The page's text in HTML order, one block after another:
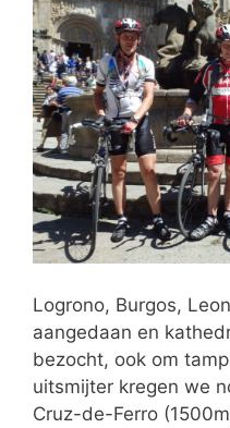
Logrono, Burgos,
aangedaan en
bezocht, ook om
uitsmijter kregen we
Cruz-de-Ferro